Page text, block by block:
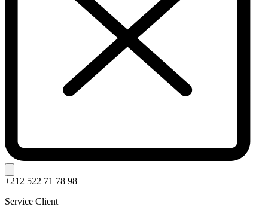
+212 522 71 78 98
Service Client